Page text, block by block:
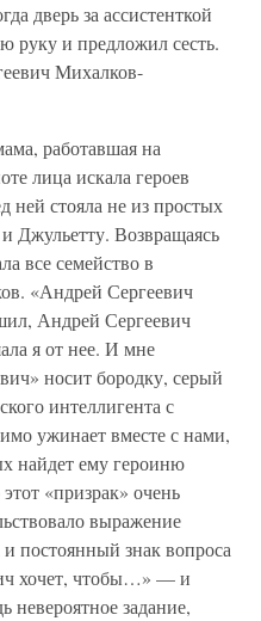
дверь за ассистенткой
руку и предложил сесть.
Михалков-
работавшая на
лица искала героев
ней стояла не из простых
Джульетту. Возвращаясь
все семейство в
«Андрей Сергеевич
Андрей Сергеевич
я от нее. И мне
носит бородку, серый
интеллигента с
ужинает вместе с нами,
найдет ему героиню
«призрак» очень
выражение
постоянный знак вопроса
хочет, чтобы…» — и
невероятное задание,